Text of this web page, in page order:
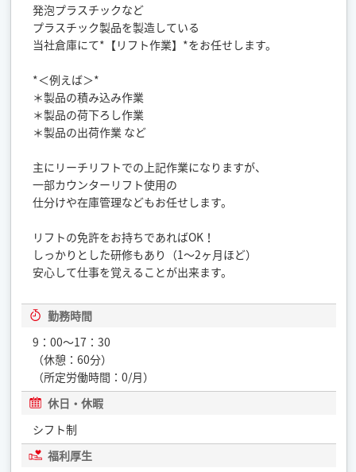
発泡プラスチックなど
プラスチック製品を製造している
当社倉庫にて*【リフト作業】*をお任せします。
*＜例えば＞*
＊製品の積み込み作業
＊製品の荷下ろし作業
＊製品の出荷作業 など
主にリーチリフトでの上記作業になりますが、
一部カウンターリフト使用の
仕分けや在庫管理などもお任せします。
リフトの免許をお持ちであればOK！
しっかりとした研修もあり（1～2ヶ月ほど）
安心して仕事を覚えることが出来ます。
勤務時間
9：00～17：30
（休憩：60分）
（所定労働時間：0/月）
休日・休暇
シフト制
福利厚生